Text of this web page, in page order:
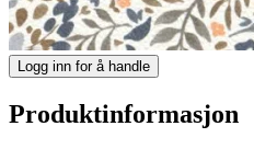
Logg inn for å handle
Produktinformasjon